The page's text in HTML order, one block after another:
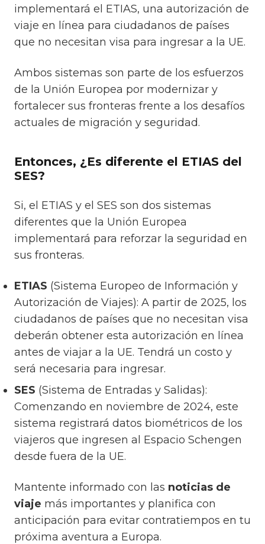
implementará el ETIAS, una autorización de
viaje en línea para ciudadanos de países
que no necesitan visa para ingresar a la UE.
Ambos sistemas son parte de los esfuerzos
de la Unión Europea por modernizar y
fortalecer sus fronteras frente a los desafíos
actuales de migración y seguridad.
Entonces, ¿Es diferente el ETIAS del
SES?
Si, el ETIAS y el SES son dos sistemas
diferentes que la Unión Europea
implementará para reforzar la seguridad en
sus fronteras.
ETIAS (Sistema Europeo de Información y
Autorización de Viajes): A partir de 2025, los
ciudadanos de países que no necesitan visa
deberán obtener esta autorización en línea
antes de viajar a la UE. Tendrá un costo y
será necesaria para ingresar.
SES (Sistema de Entradas y Salidas):
Comenzando en noviembre de 2024, este
sistema registrará datos biométricos de los
viajeros que ingresen al Espacio Schengen
desde fuera de la UE.
Mantente informado con las noticias de
viaje más importantes y planifica con
anticipación para evitar contratiempos en tu
próxima aventura a Europa.